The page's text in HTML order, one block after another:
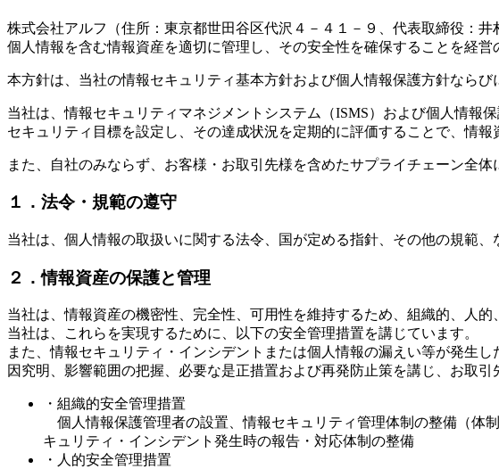
株式会社アルフ（住所：東京都世田谷区代沢４－４１－９、代表取締役：
個人情報を含む情報資産を適切に管理し、その安全性を確保することを経営
本方針は、当社の情報セキュリティ基本方針および個人情報保護方針なら
当社は、情報セキュリティマネジメントシステム（ISMS）および個人情報
セキュリティ目標を設定し、その達成状況を定期的に評価することで、情
また、自社のみならず、お客様・お取引先様を含めたサプライチェーン全
１．法令・規範の遵守
当社は、個人情報の取扱いに関する法令、国が定める指針、その他の規範
２．情報資産の保護と管理
当社は、情報資産の機密性、完全性、可用性を維持するため、組織的、人
当社は、これらを実現するために、以下の安全管理措置を講じています。
また、情報セキュリティ・インシデントまたは個人情報の漏えい等が発生
因究明、影響範囲の把握、必要な是正措置および再発防止策を講じ、お取
・組織的安全管理措置
個人情報保護管理者の設置、情報セキュリティ管理体制の整備（体
キュリティ・インシデント発生時の報告・対応体制の整備
・人的安全管理措置